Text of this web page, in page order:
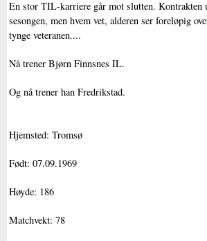
En stor TIL-karriere går mot slutten. Kontrakten
sesongen, men hvem vet, alderen ser foreløpig
tynge veteranen....
Nå trener Bjørn Finnsnes IL.
Og nå trener han Fredrikstad.
Hjemsted: Tromsø
Født: 07.09.1969
Høyde: 186
Matchvekt: 78